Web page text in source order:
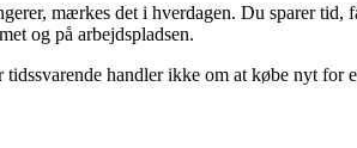
mærkes det i hverdagen. Du sparer
og på arbejdspladsen.
handler ikke om at købe nyt for